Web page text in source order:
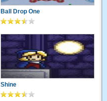
Ball Drop One
Shine